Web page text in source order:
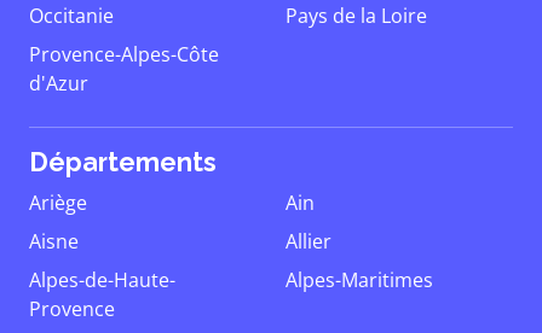
Occitanie
Pays de la Loire
Provence-Alpes-Côte
d'Azur
Départements
Ariège
Ain
Aisne
Allier
Alpes-de-Haute-
Provence
Alpes-Maritimes